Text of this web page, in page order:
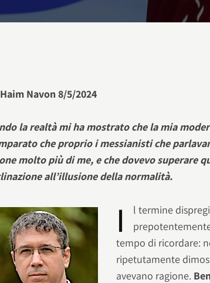
Navon 8/5/2024
la realtà mi ha mostrato che la mia
che proprio i messianisti che
molto più di me, e che dovevo superare
all’illusione della normalità.
I l termine
tempo di ricordare:
ripetutamente
avevano ragione.